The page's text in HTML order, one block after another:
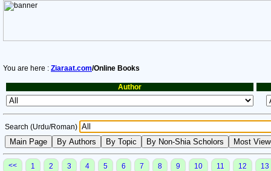
You are here : Ziaraat.com/Online Books
Author
Search (Urdu/Roman)
<< 1 2 3 4 5 6 7 8 9 10 11 12
13